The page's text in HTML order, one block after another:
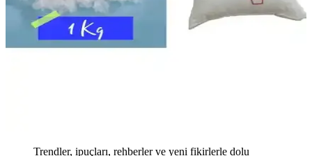
Trendler, ipuçları, rehberler ve yeni fikirlerle dolu